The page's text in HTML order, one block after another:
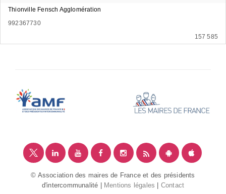
Thionville Fensch Agglomération
992367730
157 585
© Association des maires de France et des présidents
d'intercommunalité |
Mentions légales Contact